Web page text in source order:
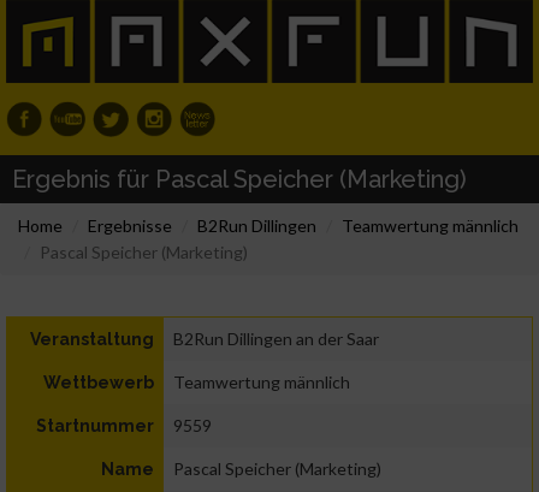
Ergebnis für Pascal Speicher (Marketing)
Home Ergebnisse B2Run Dillingen
Teamwertung männlich
Pascal Speicher (Marketing)
Veranstaltung B2Run Dillingen an der Saar
Wettbewerb Teamwertung männlich
Startnummer 9559
Name Pascal Speicher (Marketing)